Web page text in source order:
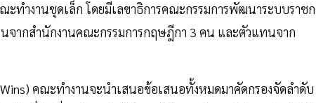
ทำงานชุดเล็ก โดยมีเลขาธิการคณะกรรมการพัฒนาระบบราชก
ากสำนักงานคณะกรรมการกฤษฎีกา 3 คน และตัวแทนจาก
คณะทำงานจะนำเสนอข้อเสนอทั้งหมดมาคัดกรองจัดลำดับ